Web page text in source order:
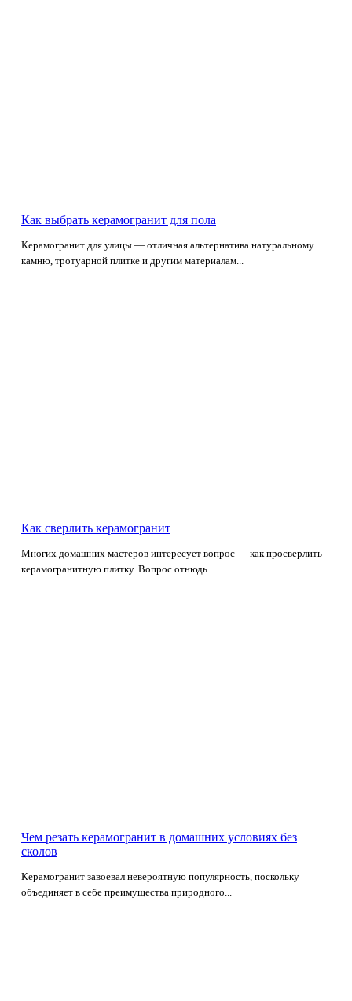
Как выбрать керамогранит для пола
Керамогранит для улицы — отличная альтернатива натуральному
камню, тротуарной плитке и другим материалам...
Как сверлить керамогранит
Многих домашних мастеров интересует вопрос — как просверлить
керамогранитную плитку. Вопрос отнюдь...
Чем резать керамогранит в домашних условиях без
сколов
Керамогранит завоевал невероятную популярность, поскольку
объединяет в себе преимущества природного...